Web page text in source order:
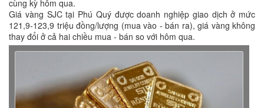
cùng kỳ hôm qua.
Giá vàng SJC tại Phú Quý được doanh nghiệp giao dịch ở mức
121,9-123,9 triệu đồng/lượng (mua vào - bán ra), giá vàng không
thay đổi ở cả hai chiều mua - bán so với hôm qua.